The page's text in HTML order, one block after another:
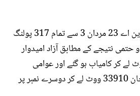
قومی اسمبلی کے حلقہ این اے 23 مردان 3 سے تمام 317 پولنگ
نتیجے کے مطابق آزاد امیدوار
102175 ووٹ لے کر کامیاب ہو گئے اور عوامی
نیشنل پارٹی کے احمد خان 33910 ووٹ لے کر دوسرے نمبر پر